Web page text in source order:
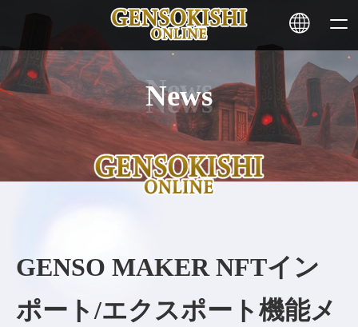
ニュース
ステーキング
その他
News
GENSO MAKER NFTイン
ポート/エクスポート機能メ